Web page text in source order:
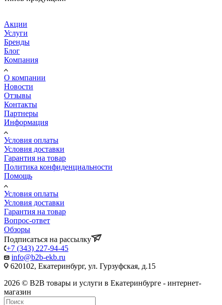
Акции
Услуги
Бренды
Блог
Компания
О компании
Новости
Отзывы
Контакты
Партнеры
Информация
Условия оплаты
Условия доставки
Гарантия на товар
Политика конфиденциальности
Помощь
Условия оплаты
Условия доставки
Гарантия на товар
Вопрос-ответ
Обзоры
Подписаться на рассылку
+7 (343) 227-94-45
info@b2b-ekb.ru
620102, Екатеринбург, ул. Гурзуфская, д.15
2026 © B2B товары и услуги в Екатеринбурге - интернет-
магазин